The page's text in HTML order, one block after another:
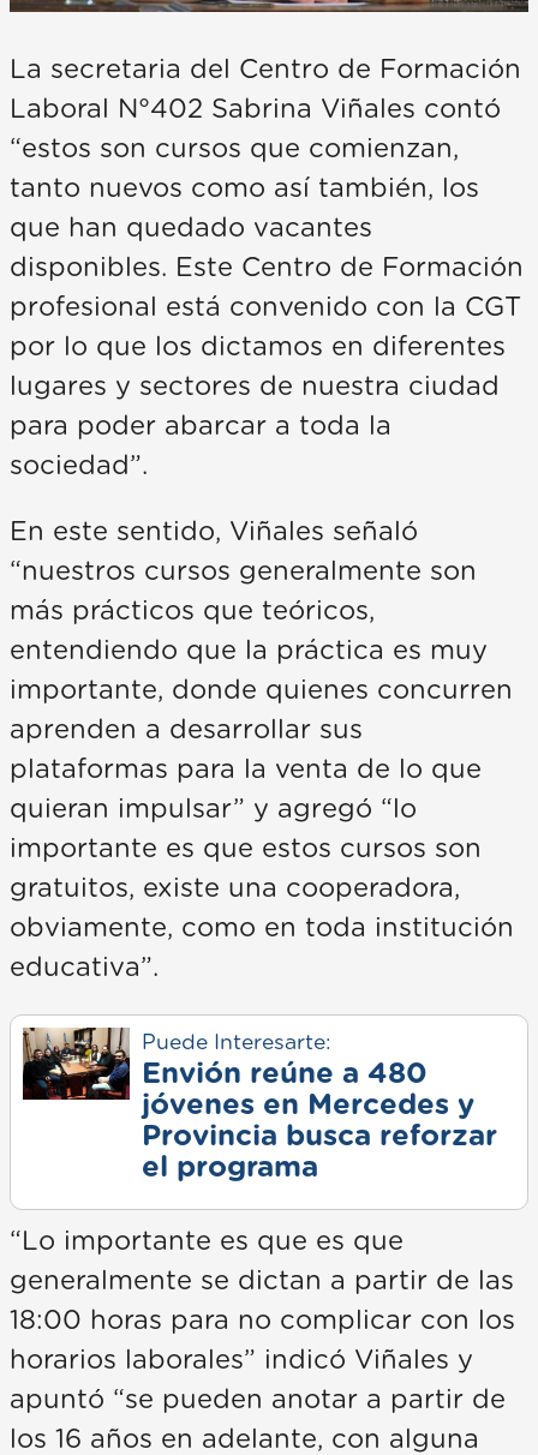
La secretaria del Centro de Formación
Laboral N°402 Sabrina Viñales contó
“estos son cursos que comienzan,
tanto nuevos como así también, los
que han quedado vacantes
disponibles. Este Centro de Formación
profesional está convenido con la CGT
por lo que los dictamos en diferentes
lugares y sectores de nuestra ciudad
para poder abarcar a toda la
sociedad”.
En este sentido, Viñales señaló
“nuestros cursos generalmente son
más prácticos que teóricos,
entendiendo que la práctica es muy
importante, donde quienes concurren
aprenden a desarrollar sus
plataformas para la venta de lo que
quieran impulsar” y agregó “lo
importante es que estos cursos son
gratuitos, existe una cooperadora,
obviamente, como en toda institución
educativa”.
Puede Interesarte:
Envión reúne a 480
jóvenes en Mercedes y
Provincia busca reforzar
el programa
“Lo importante es que es que
generalmente se dictan a partir de las
18:00 horas para no complicar con los
horarios laborales” indicó Viñales y
apuntó “se pueden anotar a partir de
los 16 años en adelante, con alguna